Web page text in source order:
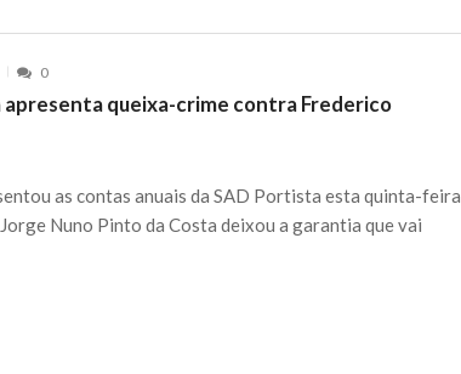
Andrade da 1ª Companhia!... 30 JANEIRO, 2026
DIA enquanto comentador na TVI
0
apresenta queixa-crime contra Frederico
as contas anuais da SAD Portista esta quinta-feira,
Nuno Pinto da Costa deixou a garantia que vai